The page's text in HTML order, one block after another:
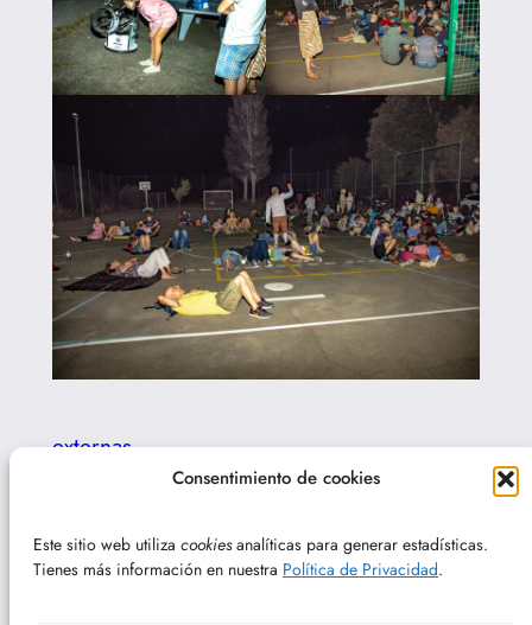
Consentimiento de cookies
Este sitio web utiliza cookiesanalíticas para generar estadísticas.
Tienes más información en nuestra Política de Privacidad.
externas
Viernes, 9 de
agosto de 2024
Torrebarrio el 10 de agosto
de 2024 →